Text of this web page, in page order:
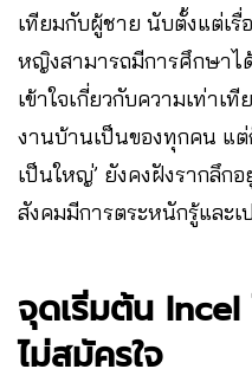
เทียมกับผู้ชาย นับตั้งแต่เ
หญิงสามารถมีการศึกษาไ
เข้าใจเกี่ยวกับความเท่าเ
งานบ้านเป็นของทุกคน แต่
เป็นใหญ่’ ยังคงฝังรากลึ
สังคมมีการตระหนักรู้และ
จุดเริ่มต้น Incel
ไม่สมัครใจ